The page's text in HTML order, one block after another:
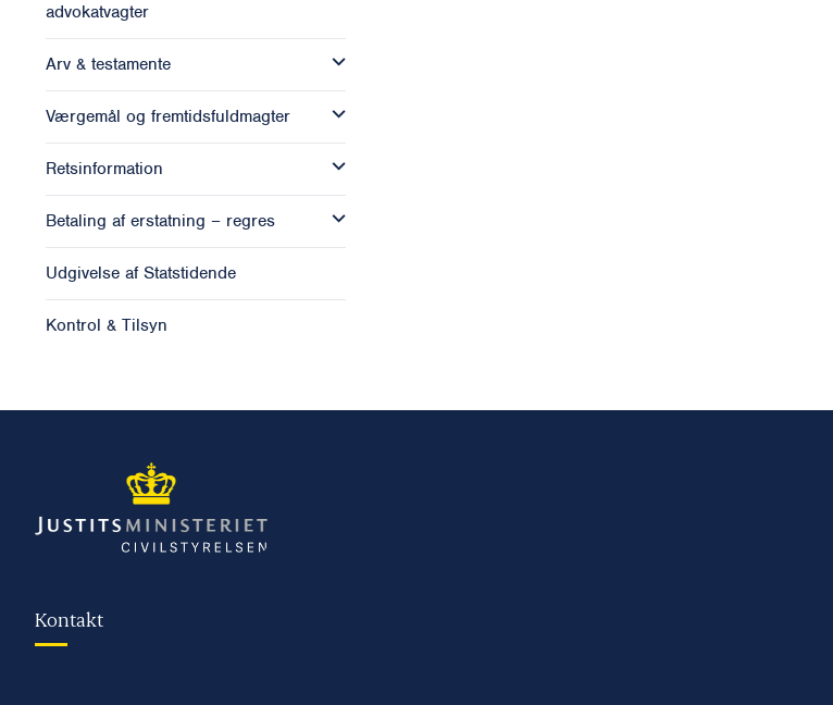
advokatvagter
Arv & testamente
Værgemål og fremtidsfuldmagter
Retsinformation
Betaling af erstatning – regres
Udgivelse af Statstidende
Kontrol & Tilsyn
Kontakt